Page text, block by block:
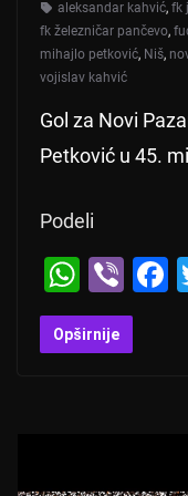
aleksandar kahvić, fk
fk železničar pančevo,
mihajlo petković, Niš,
vojislav kahvić
Gol za Novi
Petković u 45.
Podeli
W
h
at
p
Vi
b
er
F
o
Opširnije